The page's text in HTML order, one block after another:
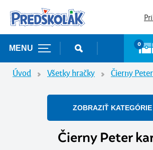
MENU
0
Úvod Všetky hračky Čierny
ZOBRAZIŤ KATEGÓRIE
Čierny Peter